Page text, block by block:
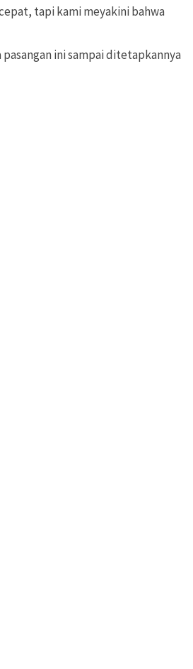
tapi kami meyakini bahwa
ini sampai ditetapkannya